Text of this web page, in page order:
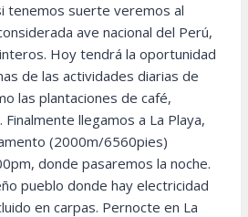
tenemos suerte veremos al
ave nacional del Perú,
Hoy tendrá la oportunidad
de las actividades diarias de
las plantaciones de café,
llegamos a La Playa,
(2000m/6560pies)
donde pasaremos la noche.
pueblo donde hay electricidad
en carpas. Pernocte en La